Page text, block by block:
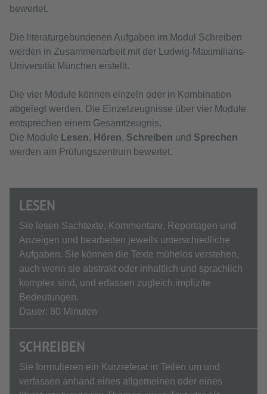
bewertet.
Die literaturgebundenen Aufgaben im Modul Schreiben
werden in Zusammenarbeit mit der Ludwig-Maximilians-
Universität München erstellt.
Die vier Module können einzeln oder in Kombination
abgelegt werden. Die Einzelzeugnisse über vier Module
entsprechen einem Gesamtzeugnis.
Die Module Lesen, Hören, Schreiben und Sprechen
werden am Prüfungszentrum bewertet.
LESEN
Sie lesen Sachtexte, Kommentare, Reportagen und
Anzeigen und bearbeiten jeweils unterschiedliche
Aufgaben. Sie können die Texte mühelos verstehen,
auch wenn sie abstrakt oder inhaltlich und sprachlich
komplex sind, und erfassen zugleich implizite
Bedeutungen.
Dauer: 80 Minuten
SCHREIBEN
Sie formulieren ein Kurzreferat in Teilen um und
verfassen anhand eines allgemeinen oder eines